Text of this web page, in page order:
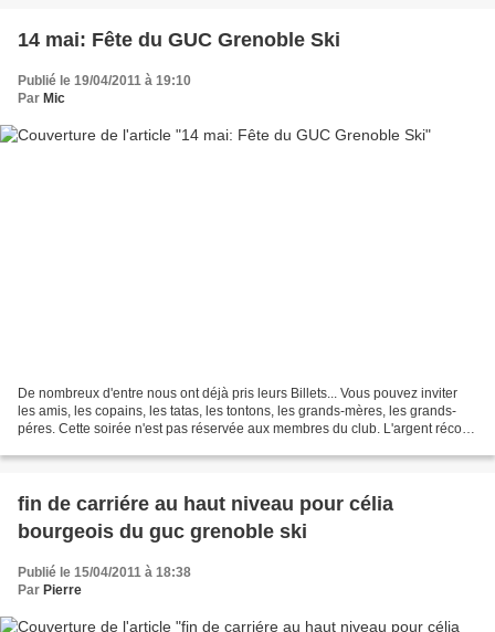
14 mai: Fête du GUC Grenoble Ski
Publié le 19/04/2011 à 19:10
Par Mic
De nombreux d'entre nous ont déjà pris leurs Billets... Vous pouvez inviter
les amis, les copains, les tatas, les tontons, les grands-mères, les grands-
péres. Cette soirée n'est pas réservée aux membres du club. L'argent récolté
fin de carriére au haut niveau pour célia
bourgeois du guc grenoble ski
Publié le 15/04/2011 à 18:38
Par Pierre